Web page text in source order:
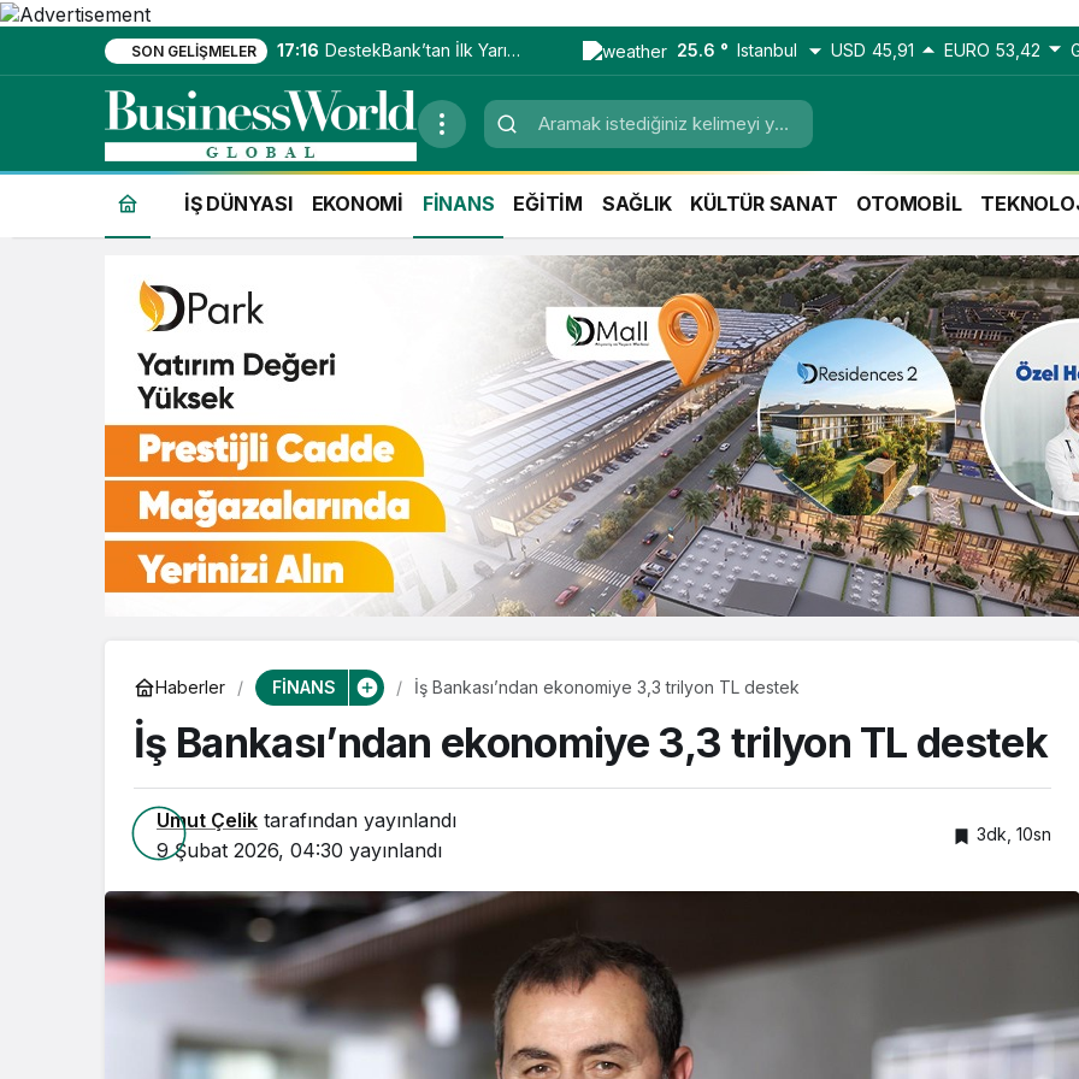
SON GELIŞMELER 17:16 DestekBank’tan İlk Yarıda
Güçlü Kâr Artışı
25.6 ° Istanbul USD 45,91 EURO 53,42
İŞ DÜNYASI EKONOMİ FİNANS EĞİTİM SAĞLIK KÜLTÜR SANAT OTOMOBİL
Haberler FİNANS İş Bankası’ndan ekonomiye 3,3 trilyon TL destek
İş Bankası’ndan ekonomiye 3,3 trilyon TL destek
Umut Çelik tarafından yayınlandı
9 Şubat 2026, 04:30 yayınlandı
3dk, 10sn